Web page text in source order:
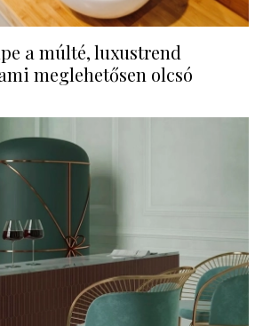
a múlté, luxustrend
meglehetősen olcsó